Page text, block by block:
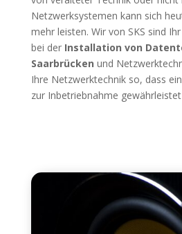
Netzwerksystemen kann sich
mehr leisten. Wir von SKS sind
bei der Installation von
Saarbrücken und
Ihre Netzwerktechnik so, dass
zur Inbetriebnahme